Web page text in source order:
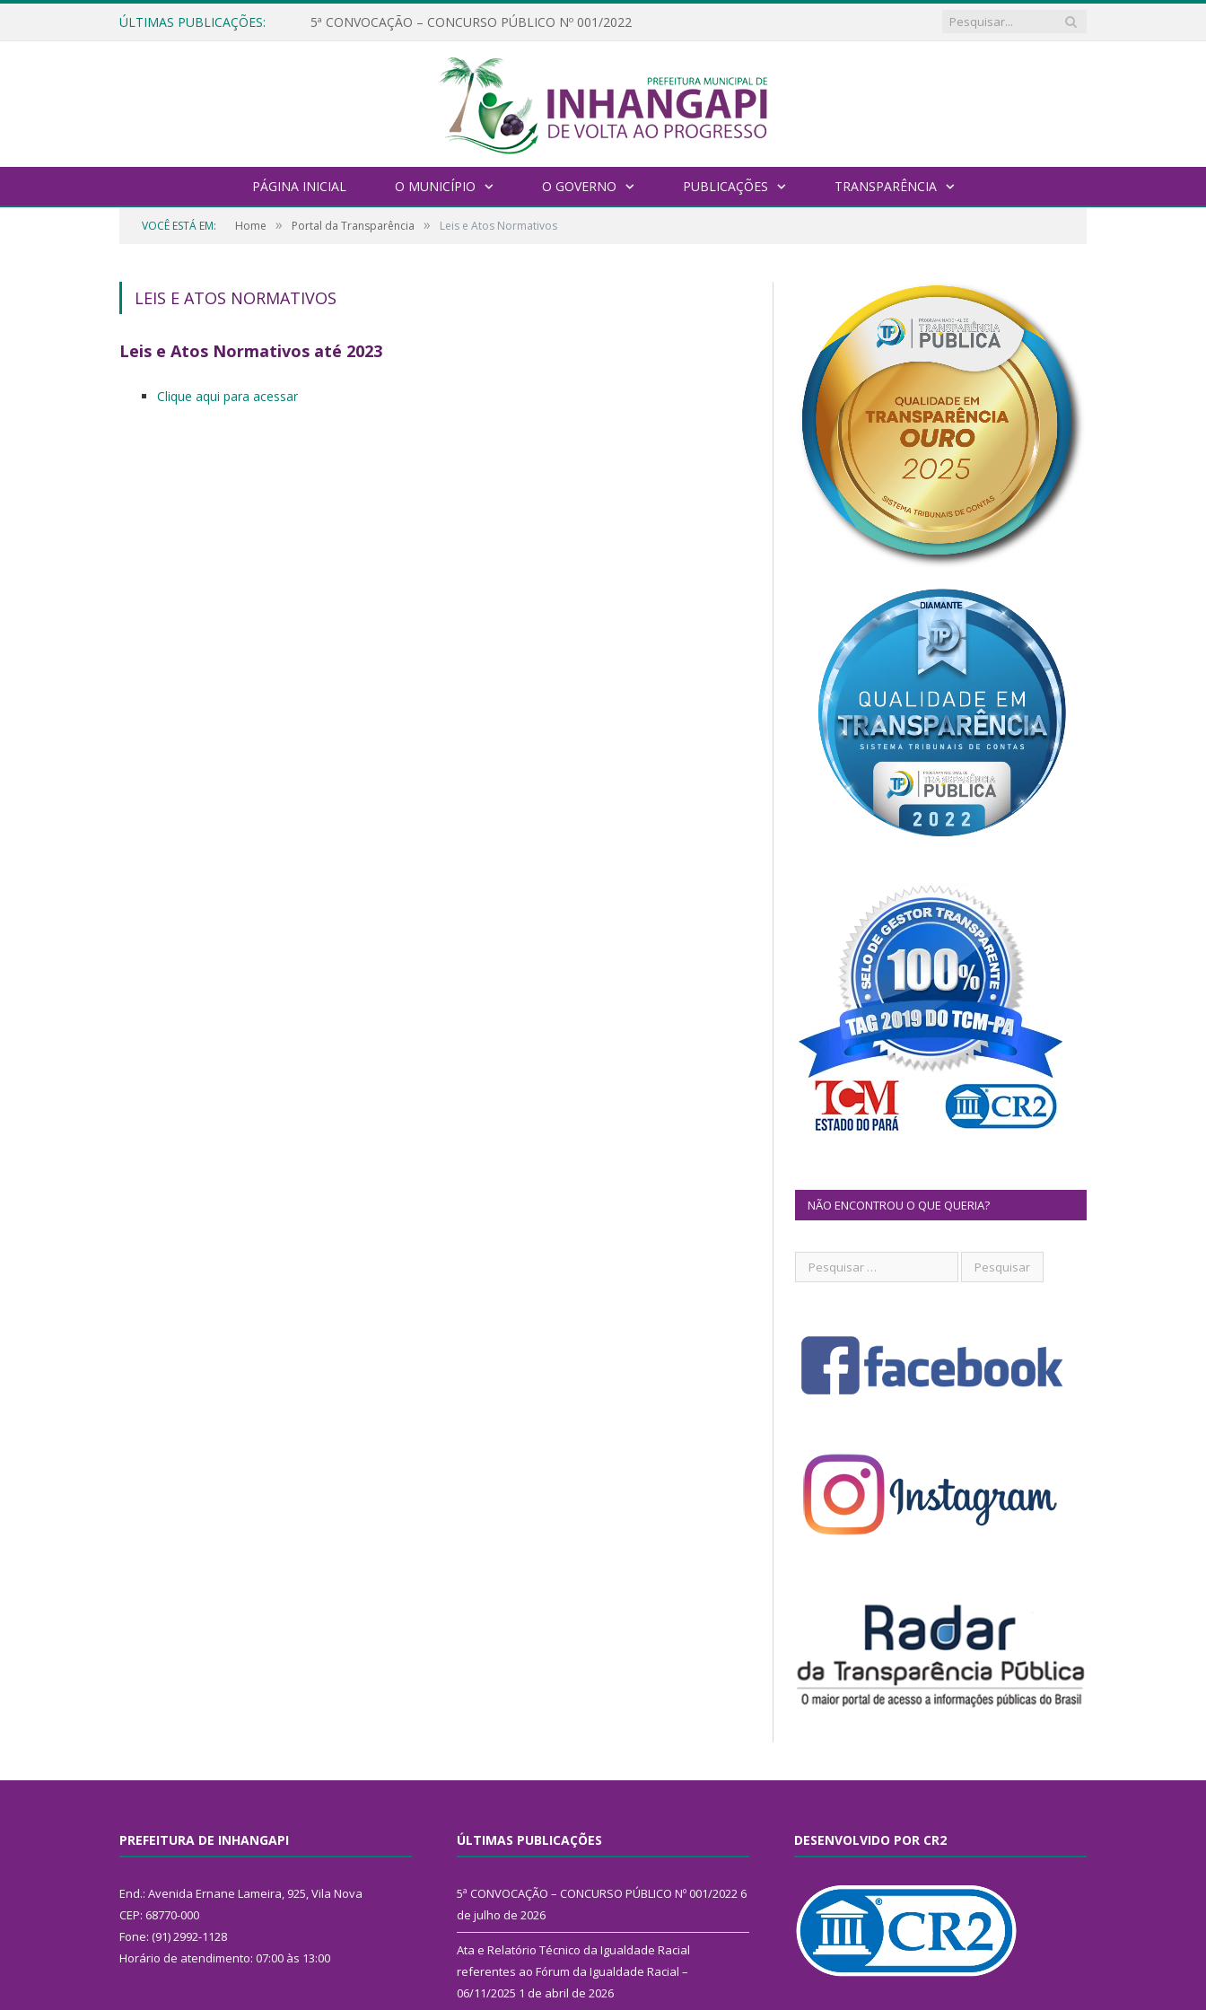
ÚLTIMAS PUBLICAÇÕES: 5ª CONVOCAÇÃO – CONCURSO PÚBLICO Nº 001/2022
PÁGINA INICIAL O MUNICÍPIO O GOVERNO PUBLICAÇÕES TRANSPARÊNCIA
VOCÊ ESTÁ EM: Home » Portal da Transparência » Leis e Atos Normativos
LEIS E ATOS NORMATIVOS
Leis e Atos Normativos até 2023
Clique aqui para acessar
NÃO ENCONTROU O QUE QUERIA?
PREFEITURA DE INHANGAPI
End.: Avenida Ernane Lameira, 925, Vila Nova
CEP: 68770-000
Fone: (91) 2992-1128
Horário de atendimento: 07:00 às 13:00
ÚLTIMAS PUBLICAÇÕES
5ª CONVOCAÇÃO – CONCURSO PÚBLICO Nº 001/2022 6
de julho de 2026
Ata e Relatório Técnico da Igualdade Racial
referentes ao Fórum da Igualdade Racial –
06/11/2025 1 de abril de 2026
DESENVOLVIDO POR CR2